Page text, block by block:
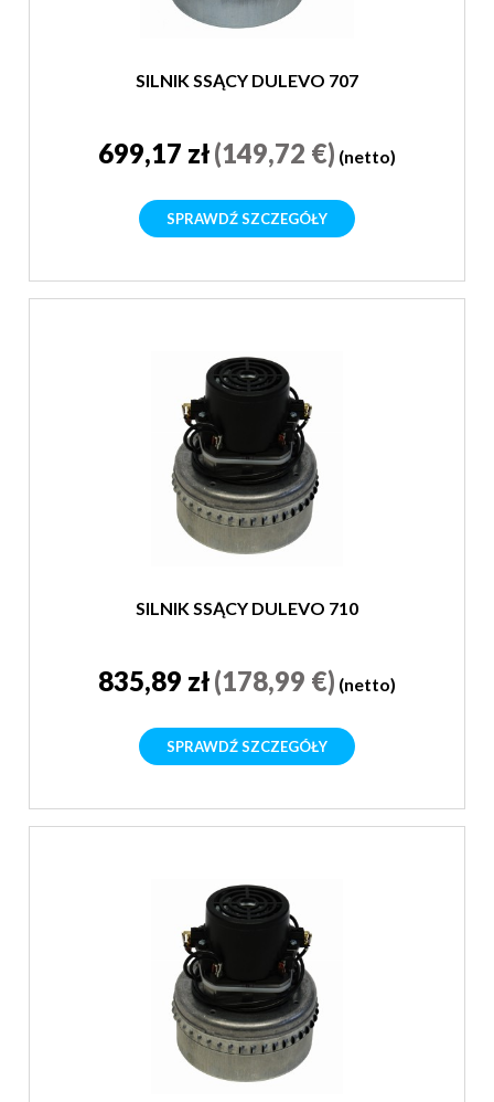
SILNIK SSĄCY DULEVO 707
699,17 zł(149,72 €) (netto)
SPRAWDŹ SZCZEGÓŁY
SILNIK SSĄCY DULEVO 710
835,89 zł(178,99 €) (netto)
SPRAWDŹ SZCZEGÓŁY